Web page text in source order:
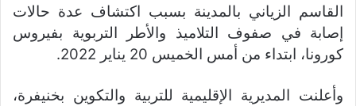
القاسم الزياني بالمدينة بسبب اكتشاف عدة حالات
إصابة في صفوف التلاميذ والأطر التربوية بفيروس
كورونا، ابتداء من أمس الخميس 20 يناير 2022.
وأعلنت المديرية الإقليمية للتربية والتكوين بخنيفرة،